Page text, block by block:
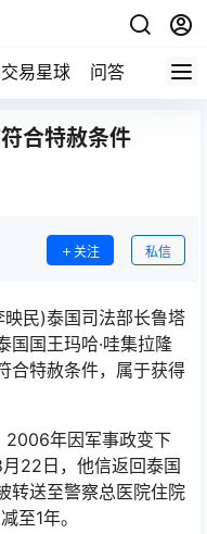
交易星球 问答 专题
合特赦条件
关注 私信
民)泰国司法部长鲁塔
国国王玛哈·哇集拉隆
合特赦条件，属于获得
年因军事政变下
22日，他信返回泰国
转送至警察总医院住院
至1年。